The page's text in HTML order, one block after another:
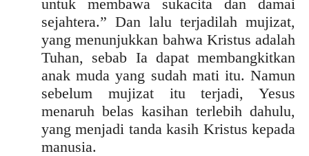
untuk membawa sukacita dan damai
sejahtera.” Dan lalu terjadilah mujizat,
yang menunjukkan bahwa Kristus adalah
Tuhan, sebab Ia dapat membangkitkan
anak muda yang sudah mati itu. Namun
sebelum mujizat itu terjadi, Yesus
menaruh belas kasihan terlebih dahulu,
yang menjadi tanda kasih Kristus kepada
manusia.